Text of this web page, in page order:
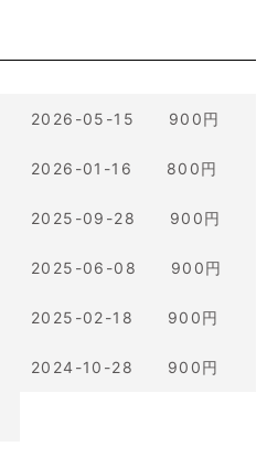
2026-05-15 900円
2026-01-16 800円
2025-09-28 900円
2025-06-08 900円
2025-02-18 900円
2024-10-28 900円